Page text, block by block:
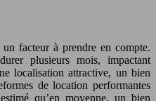
facteur à prendre en compte.
plusieurs mois, impactant
localisation attractive, un bien
de location performantes
qu’en moyenne, un bien